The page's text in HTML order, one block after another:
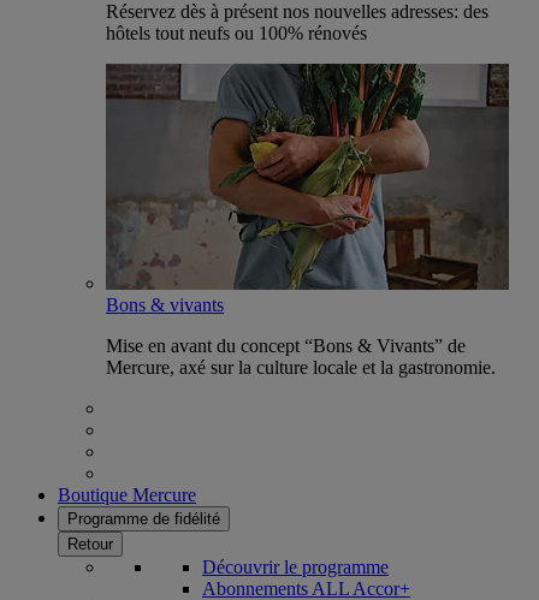
Réservez dès à présent nos nouvelles adresses: des
hôtels tout neufs ou 100% rénovés
Bons & vivants
Mise en avant du concept “Bons & Vivants” de
Mercure, axé sur la culture locale et la gastronomie.
Boutique Mercure
Programme de fidélité
Retour
Découvrir le programme
Abonnements ALL Accor+